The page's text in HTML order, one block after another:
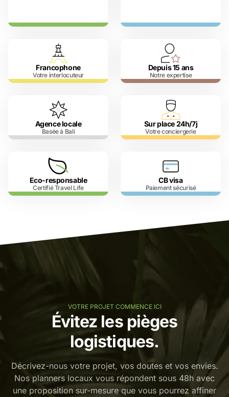
Francophone
Votre interlocuteur
Depuis 15 ans
Notre expertise
Agence locale
Basée à Bali
Sur place 24h/7j
Votre conciergerie
Eco-responsable
Certifié Travel Life
CB visa
Paiement sécurisé
VOTRE PROJET COMMENCE ICI
Évitez les pièges
logistiques.
Décrivez-nous votre projet, vos doutes et vos envies.
Nos planners locaux vous répondent sous 48h avec
une proposition sur-mesure que vous pourrez affiner